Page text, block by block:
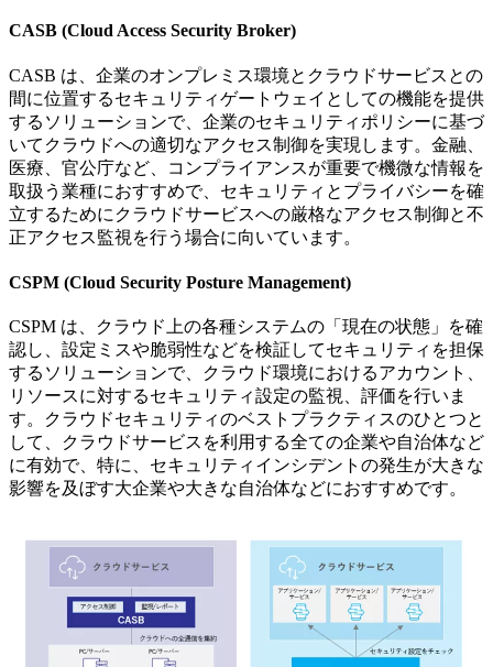
CASB (Cloud Access Security Broker)
CASB は、企業のオンプレミス環境とクラウドサービスとの
間に位置するセキュリティゲートウェイとしての機能を提供
するソリューションで、企業のセキュリティポリシーに基づ
いてクラウドへの適切なアクセス制御を実現します。金融、
医療、官公庁など、コンプライアンスが重要で機微な情報を
取扱う業種におすすめで、セキュリティとプライバシーを確
立するためにクラウドサービスへの厳格なアクセス制御と不
正アクセス監視を行う場合に向いています。
CSPM (Cloud Security Posture Management)
CSPM は、クラウド上の各種システムの「現在の状態」を確
認し、設定ミスや脆弱性などを検証してセキュリティを担保
するソリューションで、クラウド環境におけるアカウント、
リソースに対するセキュリティ設定の監視、評価を行いま
す。クラウドセキュリティのベストプラクティスのひとつと
して、クラウドサービスを利用する全ての企業や自治体など
に有効で、特に、セキュリティインシデントの発生が大きな
影響を及ぼす大企業や大きな自治体などにおすすめです。